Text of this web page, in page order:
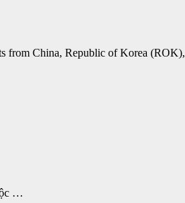
from China, Republic of Korea (ROK),
…